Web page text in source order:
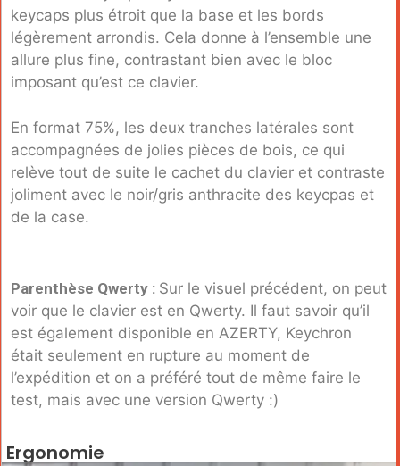
keycaps plus étroit que la base et les bords
légèrement arrondis. Cela donne à l’ensemble une
allure plus fine, contrastant bien avec le bloc
imposant qu’est ce clavier.
En format 75%, les deux tranches latérales sont
accompagnées de jolies pièces de bois, ce qui
relève tout de suite le cachet du clavier et contraste
joliment avec le noir/gris anthracite des keycpas et
de la case.
Parenthèse Qwerty : Sur le visuel précédent, on peut
voir que le clavier est en Qwerty. Il faut savoir qu’il
est également disponible en AZERTY, Keychron
était seulement en rupture au moment de
l’expédition et on a préféré tout de même faire le
test, mais avec une version Qwerty :)
Ergonomie